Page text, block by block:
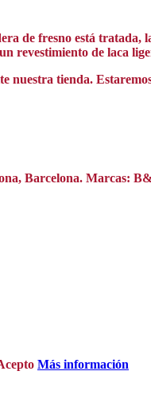
de fresno está
revestimiento de laca
nuestra tienda.
Barcelona.
Más información